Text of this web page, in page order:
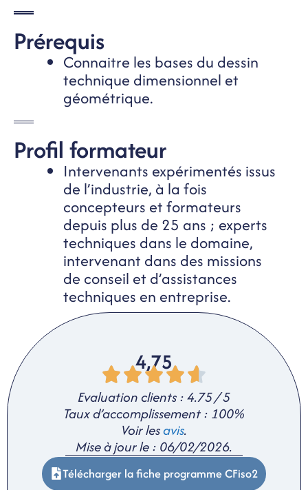
Prérequis
Connaitre les bases du dessin
technique dimensionnel et
géométrique.
Profil formateur
Intervenants expérimentés issus
de l’industrie, à la fois
concepteurs et formateurs
depuis plus de 25 ans ; experts
techniques dans le domaine,
intervenant dans des missions
de conseil et d’assistances
techniques en entreprise.
4,75
Evaluation clients : 4.75 / 5
Taux d’accomplissement : 100%
Voir lesavis.
Mise à jour le : 06/02/2026.
Télécharger la fiche programme CFiso2